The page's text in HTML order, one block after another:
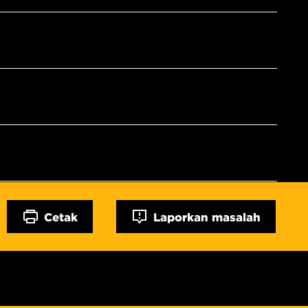
Cetak Laporkan masalah